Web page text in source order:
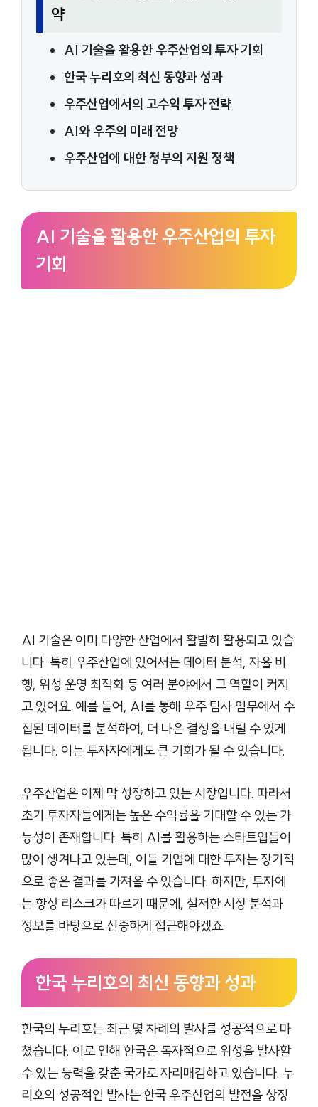
약
AI 기술을 활용한 우주산업의 투자 기회
한국 누리호의 최신 동향과 성과
우주산업에서의 고수익 투자 전략
AI와 우주의 미래 전망
우주산업에 대한 정부의 지원 정책
AI 기술을 활용한 우주산업의 투자
기회
AI 기술은 이미 다양한 산업에서 활발히 활용되고 있습
니다. 특히 우주산업에 있어서는 데이터 분석, 자율 비
행, 위성 운영 최적화 등 여러 분야에서 그 역할이 커지
고 있어요. 예를 들어, AI를 통해 우주 탐사 임무에서 수
집된 데이터를 분석하여, 더 나은 결정을 내릴 수 있게
됩니다. 이는 투자자에게도 큰 기회가 될 수 있습니다.
우주산업은 이제 막 성장하고 있는 시장입니다. 따라서
초기 투자자들에게는 높은 수익률을 기대할 수 있는 가
능성이 존재합니다. 특히 AI를 활용하는 스타트업들이
많이 생겨나고 있는데, 이들 기업에 대한 투자는 장기적
으로 좋은 결과를 가져올 수 있습니다. 하지만, 투자에
는 항상 리스크가 따르기 때문에, 철저한 시장 분석과
정보를 바탕으로 신중하게 접근해야겠죠.
한국 누리호의 최신 동향과 성과
한국의 누리호는 최근 몇 차례의 발사를 성공적으로 마
쳤습니다. 이로 인해 한국은 독자적으로 위성을 발사할
수 있는 능력을 갖춘 국가로 자리매김하고 있습니다. 누
리호의 성공적인 발사는 한국 우주산업의 발전을 상징